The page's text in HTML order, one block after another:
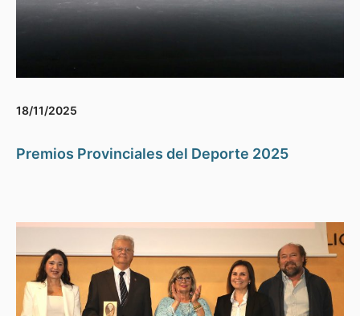
18/11/2025
Premios Provinciales del Deporte 2025